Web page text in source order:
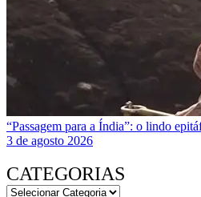
“Passagem para a Índia”: o lindo
3 de agosto 2026
CATEGORIAS